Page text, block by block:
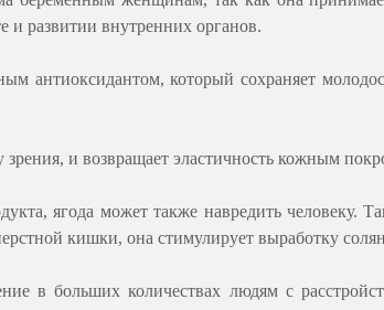
и развитии внутренних органов.
антиоксидантом, который сохраняет
зрения, и возвращает эластичность кожным
ягода может также навредить человеку.
кишки, она стимулирует выработку
в больших количествах людям с